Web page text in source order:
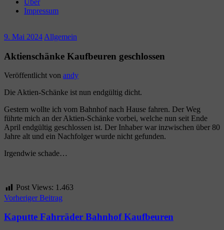
Über
Impressum
9. Mai 2024 Allgemein
Aktienschänke Kaufbeuren geschlossen
Veröffentlicht von andy
Die Aktien-Schänke ist nun endgültig dicht.
Gestern wollte ich vom Bahnhof nach Hause fahren. Der Weg
führte mich an der Aktien-Schänke vorbei, welche nun seit Ende
April endgültig geschlossen ist. Der Inhaber war inzwischen über 80
Jahre alt und ein Nachfolger wurde nicht gefunden.
Irgendwie schade…
Post Views: 1.463
Beitragsnavigation
Vorheriger Beitrag
Kaputte Fahrräder Bahnhof Kaufbeuren